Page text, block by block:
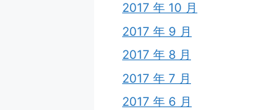
2017 年 10 月
2017 年 9 月
2017 年 8 月
2017 年 7 月
2017 年 6 月